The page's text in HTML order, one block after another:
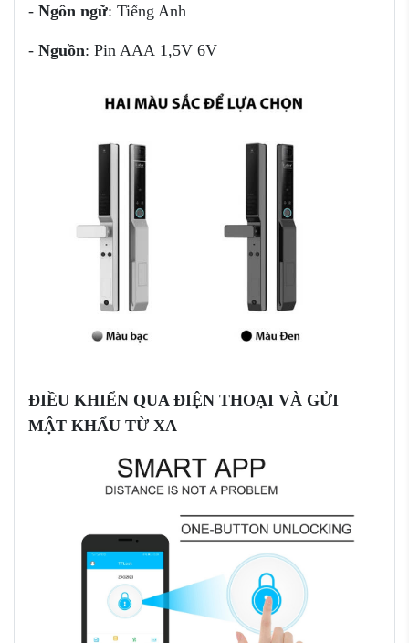
- Ngôn ngữ: Tiếng Anh
- Nguồn: Pin AAA 1,5V 6V
ĐIỀU KHIỂN QUA ĐIỆN THOẠI VÀ GỬI
MẬT KHẨU TỪ XA